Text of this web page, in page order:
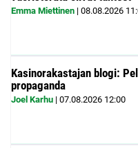
Emma Miettinen | 08.08.2026
Kasinorakastajan blogi:
propaganda
Joel Karhu | 07.08.2026 12:00